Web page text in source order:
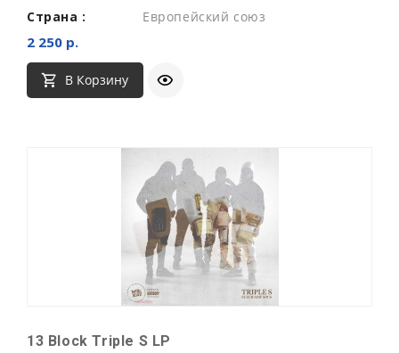
Страна :
Европейский союз
2 250 р.
В Корзину
13 Block Triple S LP